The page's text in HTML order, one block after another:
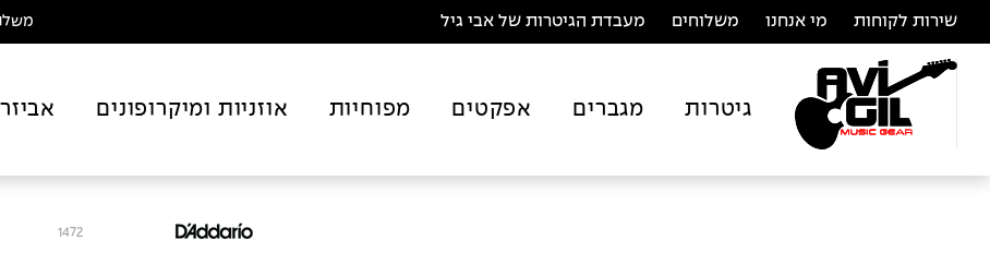
שירות לקוחות מי אנחנו משלוחים מעבדת הגיטרות של אבי גיל
גיטרות מגברים אפקטים מפוחיות אוזניות ומיקרופונים
1472